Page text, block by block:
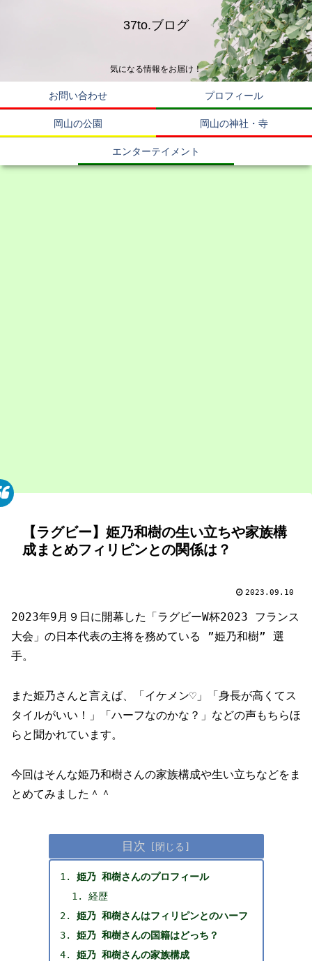
37to.ブログ
気になる情報をお届け！
お問い合わせ プロフィール
岡山の公園 岡山の神社・寺
エンターテイメント
【ラグビー】姫乃和樹の生い立ちや家族構
成まとめフィリピンとの関係は？
2023.09.10
2023年9月９日に開幕した「ラグビーW杯2023 フランス
大会」の日本代表の主将を務めている ”姫乃和樹” 選
手。
また姫乃さんと言えば、「イケメン♡」「身長が高くてス
タイルがいい！」「ハーフなのかな？」などの声もちらほ
らと聞かれています。
今回はそんな姫乃和樹さんの家族構成や生い立ちなどをま
とめてみました＾＾
目次
姫乃 和樹さんのプロフィール
経歴
姫乃 和樹さんはフィリピンとのハーフ
姫乃 和樹さんの国籍はどっち？
姫乃 和樹さんの家族構成